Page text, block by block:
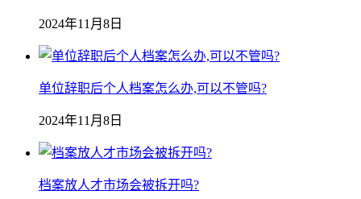
2024年11月8日
单位辞职后个人档案怎么办,可以不管吗?
2024年11月8日
档案放人才市场会被拆开吗?